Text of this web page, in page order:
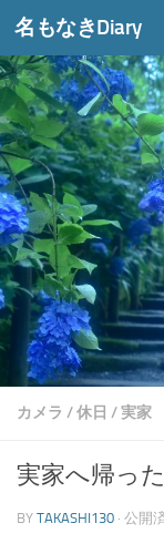
コンテンツへス
名もなきDiary
カメラ /休日 /実家
実家へ帰っ
BY TAKASHI130 · 公開